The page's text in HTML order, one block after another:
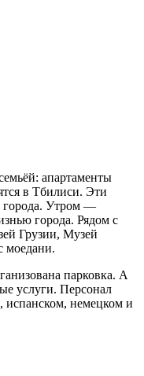
апартаменты
в Тбилиси. Эти
города. Утром —
города. Рядом с
Грузии, Музей
моедани.
парковка. А
услуги. Персонал
испанском, немецком и